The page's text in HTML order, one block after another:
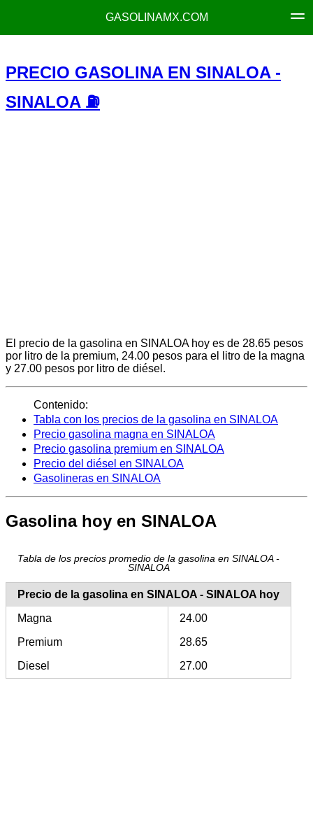
GASOLINAMX.COM
PRECIO GASOLINA EN SINALOA -
SINALOA ⛽
El precio de la gasolina en SINALOA hoy es de 28.65 pesos
por litro de la premium, 24.00 pesos para el litro de la magna
y 27.00 pesos por litro de diésel.
Contenido:
Tabla con los precios de la gasolina en SINALOA
Precio gasolina magna en SINALOA
Precio gasolina premium en SINALOA
Precio del diésel en SINALOA
Gasolineras en SINALOA
Gasolina hoy en SINALOA
Tabla de los precios promedio de la gasolina en SINALOA -
SINALOA
Precio de la gasolina en SINALOA - SINALOA hoy
Magna
24.00
Premium
28.65
Diesel
27.00